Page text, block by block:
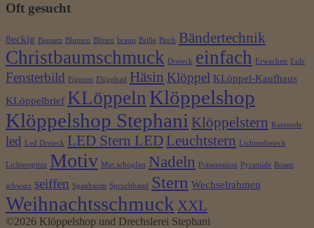
Oft gesucht
8eckig Bausatz Blumen Blüten braun Brille Buch Bändertechnik
Christbaumschmuck Dreieck einfach Erwachen Eule
Fensterbild Figuren Flügelrad Häsin Klöppel KLöppel-Kaufhaus
KLöppelbrief KLöppeln Klöppelshop
Klöppelshop Stephani Klöppelstern Kurrende
led Led Dreieck LED Stern LED Leuchtstern Lichterdreieck
Lichterspitze Motiv Mut schöpfen Nadeln Präsentation Pyramide Rosen
schwarz seiffen Spanbaum Spruchband Stern Wechselrahmen
Weihnachtsschmuck XXL
©2026 Klöppelshop und Drechslerei Stephani